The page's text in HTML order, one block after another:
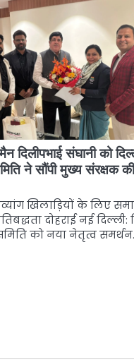
दिलीपभाई संघानी को
ने सौंपी मुख्य संरक्षक
खिलाड़ियों के लिए
दोहराई नई दिल्ली:
को नया नेतृत्व